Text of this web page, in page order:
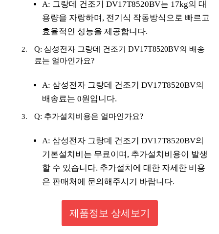
A: 그랑데 건조기 DV17T8520BV는 17kg의 대
용량을 자랑하며, 전기식 작동방식으로 빠르고
효율적인 성능을 제공합니다.
Q: 삼성전자 그랑데 건조기 DV17T8520BV의 배송
료는 얼마인가요?
A: 삼성전자 그랑데 건조기 DV17T8520BV의
배송료는 0원입니다.
Q: 추가설치비용은 얼마인가요?
A: 삼성전자 그랑데 건조기 DV17T8520BV의
기본설치비는 무료이며, 추가설치비용이 발생
할 수 있습니다. 추가설치에 대한 자세한 비용
은 판매처에 문의해주시기 바랍니다.
제품정보 상세보기